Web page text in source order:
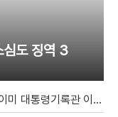
심도 징역 3
대통령기록관 이관”